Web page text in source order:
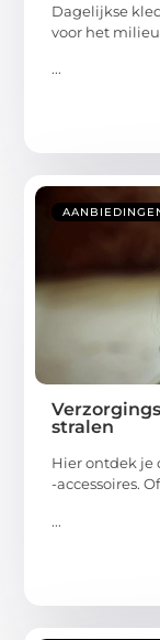
Dagelijkse
voor het
...
stralen
Hier ontdek je
-accessoires.
...